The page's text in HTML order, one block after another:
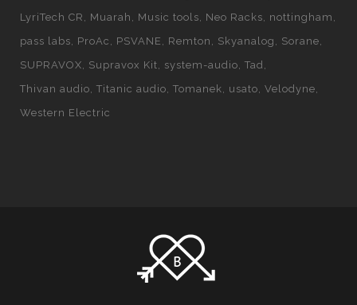
LyriTech CR
Muarah Music tools Neo Racks
nottingham
pass labs
ProAc PSVANE Remton Skyanalog
Sorane
SUPRAVOX
Supravox Kit system-audio Tad
Thivan audio Titanic audio Tomanek usato Velodyne
Western Electric